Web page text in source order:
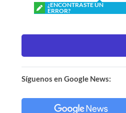
¿ENCONTRASTE UN
ERROR?
Síguenos en Google News: